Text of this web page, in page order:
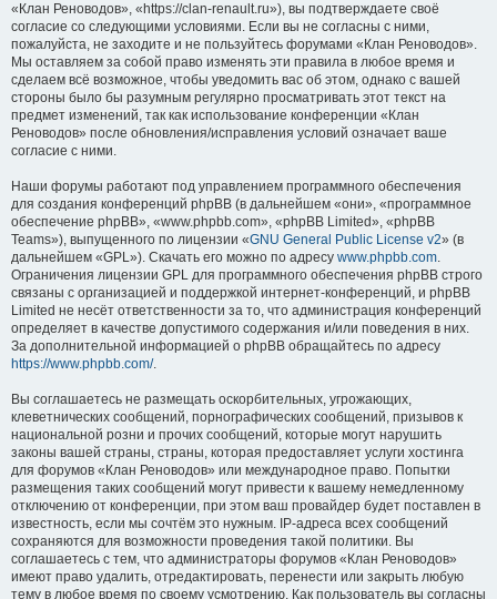
«Клан Реноводов», «https://clan-renault.ru»), вы подтверждаете своё
согласие со следующими условиями. Если вы не согласны с ними,
пожалуйста, не заходите и не пользуйтесь форумами «Клан Реноводов».
Мы оставляем за собой право изменять эти правила в любое время и
сделаем всё возможное, чтобы уведомить вас об этом, однако с вашей
стороны было бы разумным регулярно просматривать этот текст на
предмет изменений, так как использование конференции «Клан
Реноводов» после обновления/исправления условий означает ваше
согласие с ними.
Наши форумы работают под управлением программного обеспечения
для создания конференций phpBB (в дальнейшем «они», «программное
обеспечение phpBB», «www.phpbb.com», «phpBB Limited», «phpBB
Teams»), выпущенного по лицензии «GNU General Public License v2» (в
дальнейшем «GPL»). Скачать его можно по адресу www.phpbb.com.
Ограничения лицензии GPL для программного обеспечения phpBB строго
связаны с организацией и поддержкой интернет-конференций, и phpBB
Limited не несёт ответственности за то, что администрация конференций
определяет в качестве допустимого содержания и/или поведения в них.
За дополнительной информацией о phpBB обращайтесь по адресу
https://www.phpbb.com/.
Вы соглашаетесь не размещать оскорбительных, угрожающих,
клеветнических сообщений, порнографических сообщений, призывов к
национальной розни и прочих сообщений, которые могут нарушить
законы вашей страны, страны, которая предоставляет услуги хостинга
для форумов «Клан Реноводов» или международное право. Попытки
размещения таких сообщений могут привести к вашему немедленному
отключению от конференции, при этом ваш провайдер будет поставлен в
известность, если мы сочтём это нужным. IP-адреса всех сообщений
сохраняются для возможности проведения такой политики. Вы
соглашаетесь с тем, что администраторы форумов «Клан Реноводов»
имеют право удалить, отредактировать, перенести или закрыть любую
тему в любое время по своему усмотрению. Как пользователь вы согласны